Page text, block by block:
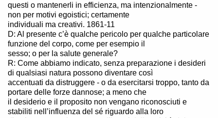
questi o mantenerli in efficienza, ma intenzionalmente -
non per motivi egoistici; certamente
individuali ma creativi. 1861-11
D: Al presente c’è qualche pericolo per qualche particolare
funzione del corpo, come per esempio il
sesso; o per la salute generale?
R: Come abbiamo indicato, senza preparazione i desideri
di qualsiasi natura possono diventare così
accentuati da distruggere - o da esercitarsi troppo, tanto da
portare delle forze dannose; a meno che
il desiderio e il proposito non vengano riconosciuti e
stabiliti nell’influenza del sé riguardo alla loro